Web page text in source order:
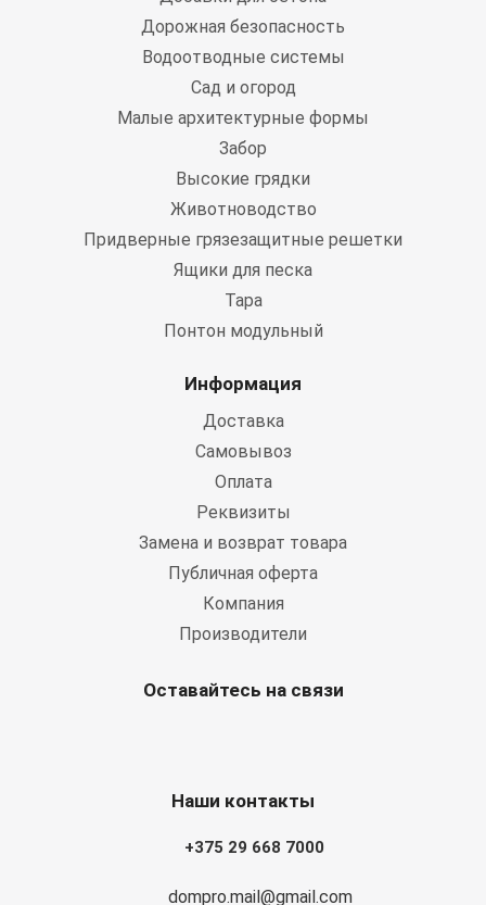
Дорожная безопасность
Водоотводные системы
Сад и огород
Малые архитектурные формы
Забор
Высокие грядки
Животноводство
Придверные грязезащитные решетки
Ящики для песка
Тара
Понтон модульный
Информация
Доставка
Самовывоз
Оплата
Реквизиты
Замена и возврат товара
Публичная оферта
Компания
Производители
Оставайтесь на связи
Наши контакты
+375 29 668 7000
dompro.mail@gmail.com